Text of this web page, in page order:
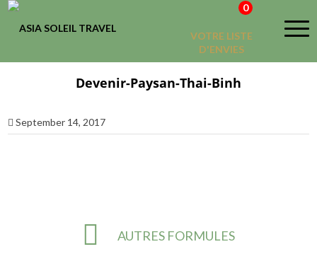
VOTRE LISTE
D'ENVIES
0
Devenir-Paysan-Thai-Binh
September 14, 2017
AUTRES FORMULES